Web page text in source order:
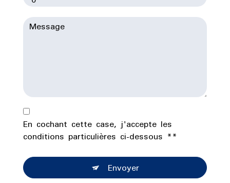
En cochant cette case, j'accepte les
conditions particulières ci-dessous **
Envoyer